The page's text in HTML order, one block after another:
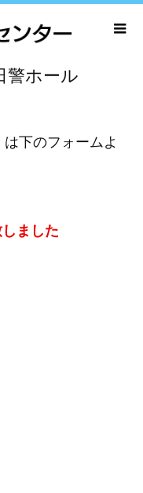
警ホール
下のフォームよ
ました